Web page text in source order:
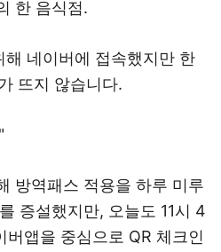
한 음식점.
네이버에 접속했지만 한
뜨지 않습니다.
방역패스 적용을 하루 미루
증설했지만, 오늘도 11시 4
앱을 중심으로 QR 체크인